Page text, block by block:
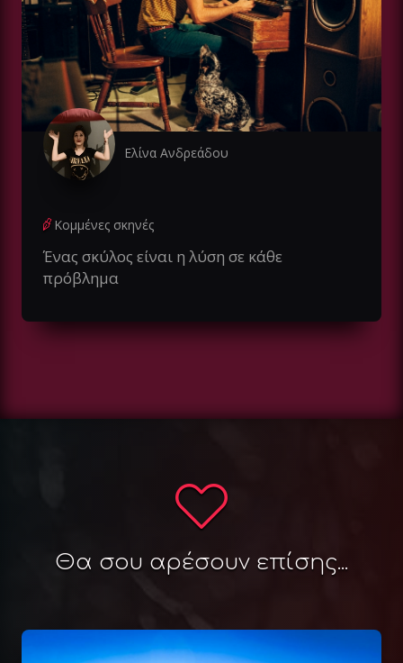
Ελίνα Ανδρεάδου
Κομμένες σκηνές
Ένας σκύλος είναι η λύση σε κάθε
πρόβλημα
Θα σου αρέσουν επίσης...